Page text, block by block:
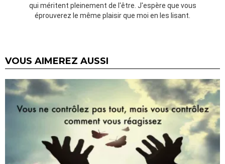
qui méritent pleinement de l'être. J'espère que vous
éprouverez le même plaisir que moi en les lisant.
VOUS AIMEREZ AUSSI